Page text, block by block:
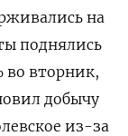
на
поднялись
во вторник,
добычу
из-за